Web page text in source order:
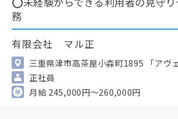
務
有限会社 マル正
三重県津市高茶屋小森町1895 「アヴ
正社員
月給 245,000円～260,000円